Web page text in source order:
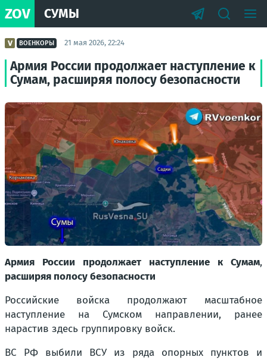
ZOV СУМЫ
ВОЕНКОРЫ 21 мая 2026, 22:24
Армия России продолжает наступление к
Сумам, расширяя полосу безопасности
Армия России продолжает наступление к Сумам,
расширяя полосу безопасности
Российские войска продолжают масштабное
наступление на Сумском направлении, ранее
нарастив здесь группировку войск.
ВС РФ выбили ВСУ из ряда опорных пунктов и